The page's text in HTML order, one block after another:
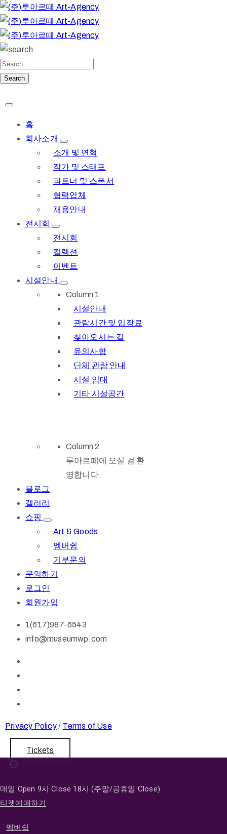
홈
회사소개
소개 및 연혁
작가 및 스태프
파트너 및 스폰서
협력업체
채용안내
전시회
전시회
컬렉션
이벤트
시설안내
Column 1
시설안내
관람시간 및 입장료
찾아오시는 길
유의사항
단체 관람 안내
시설 임대
기타 시설공간
Column 2
루아르떼에 오실 걸 환
영합니다.
블로그
갤러리
쇼핑
Art & Goods
멤버쉽
기부문의
문의하기
로그인
회원가입
1(617)987-6543
info@museumwp.com
Privacy Policy/ Terms of Use
Tickets
매일 Open 9시 Close 18시 (주말/공휴일 Close)
티켓예매하기
멤버쉽